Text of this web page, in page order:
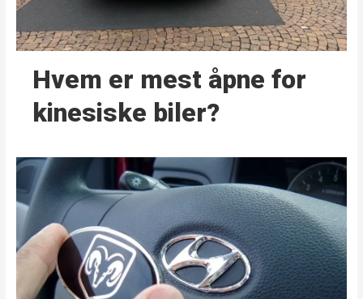
Hvem er mest åpne for
kinesiske biler?